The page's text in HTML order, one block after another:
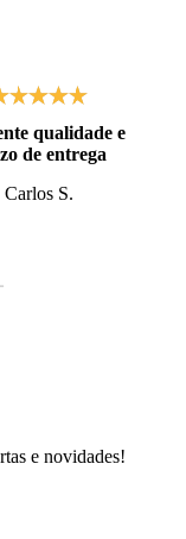
qualidade e
de entrega
Carlos S.
e novidades!